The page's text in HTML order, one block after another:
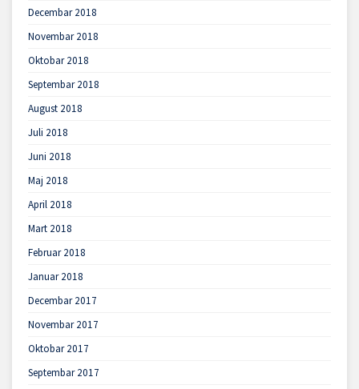
Decembar 2018
Novembar 2018
Oktobar 2018
Septembar 2018
August 2018
Juli 2018
Juni 2018
Maj 2018
April 2018
Mart 2018
Februar 2018
Januar 2018
Decembar 2017
Novembar 2017
Oktobar 2017
Septembar 2017